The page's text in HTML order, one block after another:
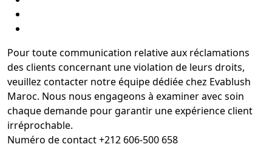
Pour toute communication relative aux réclamations
des clients concernant une violation de leurs droits,
veuillez contacter notre équipe dédiée chez Evablush
Maroc. Nous nous engageons à examiner avec soin
chaque demande pour garantir une expérience client
irréprochable.
Numéro de contact +212 606-500 658